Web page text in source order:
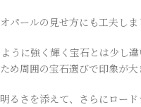
パールの見せ方にも工夫しま
うに強く輝く宝石とは少し
め周囲の宝石選びで印象が大
るさを添えて、さらにロー